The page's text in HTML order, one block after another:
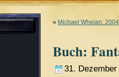
« Michael Whelan:
Buch:
31.